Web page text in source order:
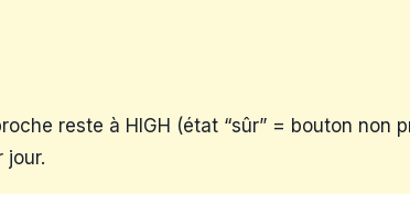
reste à HIGH (état “sûr” = bouton non
jour.